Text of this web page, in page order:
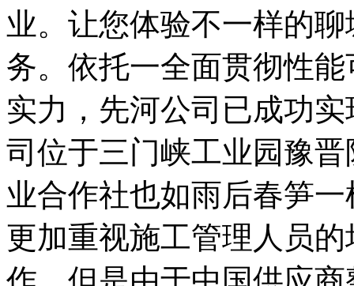
业。让您体验不一样的
务。依托一全面贯彻性
实力，先河公司已成功
司位于三门峡工业园豫
业合作社也如雨后春笋
更加重视施工管理人员